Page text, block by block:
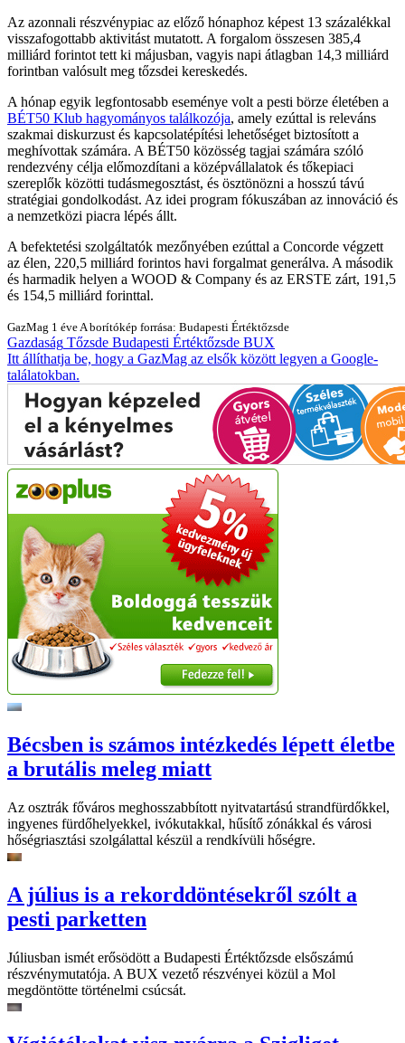
Az azonnali részvénypiac az előző hónaphoz képest 13 százalékkal
visszafogottabb aktivitást mutatott. A forgalom összesen 385,4
milliárd forintot tett ki májusban, vagyis napi átlagban 14,3 milliárd
forintban valósult meg tőzsdei kereskedés.
A hónap egyik legfontosabb eseménye volt a pesti börze életében a
BÉT50 Klub hagyományos találkozója, amely ezúttal is releváns
szakmai diskurzust és kapcsolatépítési lehetőséget biztosított a
meghívottak számára. A BÉT50 közösség tagjai számára szóló
rendezvény célja előmozdítani a középvállalatok és tőkepiaci
szereplők közötti tudásmegosztást, és ösztönözni a hosszú távú
stratégiai gondolkodást. Az idei program fókuszában az innováció és
a nemzetközi piacra lépés állt.
A befektetési szolgáltatók mezőnyében ezúttal a Concorde végzett
az élen, 220,5 milliárd forintos havi forgalmat generálva. A második
és harmadik helyen a WOOD & Company és az ERSTE zárt, 191,5
és 154,5 milliárd forinttal.
GazMag 1 éve A borítókép forrása: Budapesti Értéktőzsde
Gazdaság Tőzsde Budapesti Értéktőzsde BUX
Itt állíthatja be, hogy a GazMag az elsők között legyen a Google-
találatokban.
Bécsben is számos intézkedés lépett életbe
a brutális meleg miatt
Az osztrák főváros meghosszabbított nyitvatartású strandfürdőkkel,
ingyenes fürdőhelyekkel, ivókutakkal, hűsítő zónákkal és városi
hőségriasztási szolgálattal készül a rendkívüli hőségre.
A július is a rekorddöntésekről szólt a
pesti parketten
Júliusban ismét erősödött a Budapesti Értéktőzsde elsőszámú
részvénymutatója. A BUX vezető részvényei közül a Mol
megdöntötte történelmi csúcsát.